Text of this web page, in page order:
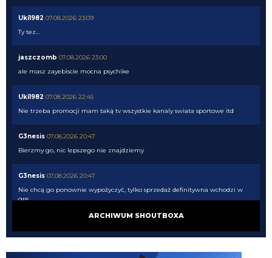
Uki1982 07.08.2026 23:09
Ty tez...
jaszczomb 07.08.2026 23:00
ale masz zayebiscie mocna psychike
Uki1982 07.08.2026 22:45
Nie trzeba promocji mam taką tv wszystkie kanaly swiata sportowe itd
G3nesis 07.08.2026 20:47
Bierzmy go, nic lepszego nie znajdziemy
G3nesis 07.08.2026 20:47
Nie chcą go ponownie wypożyczyć, tylko sprzedaż definitywna wchodzi w
grę
Cancelo wrócił do Al Hilal
ARCHIWUM SHOUTBOXA